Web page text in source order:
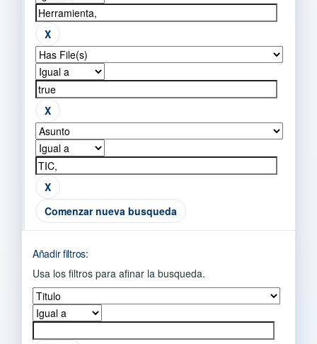
Comenzar nueva busqueda
Añadir filtros:
Usa los filtros para afinar la busqueda.